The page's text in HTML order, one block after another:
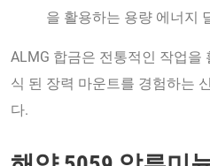
을 활용하는 용량 에너지
ALMG 합금은 전통적인 작업을
식 된 장력 마운트를 경험하는
다.